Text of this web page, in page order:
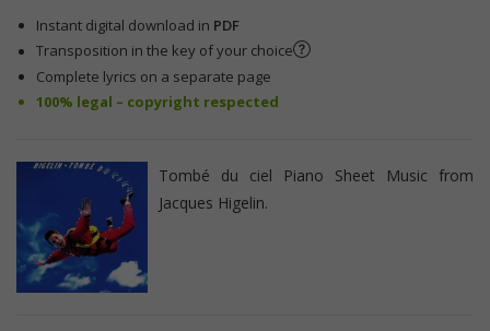
Instant digital download in PDF
Transposition in the key of your choice
Complete lyrics on a separate page
100% legal – copyright respected
Tombé du ciel Piano Sheet Music from
Jacques Higelin.